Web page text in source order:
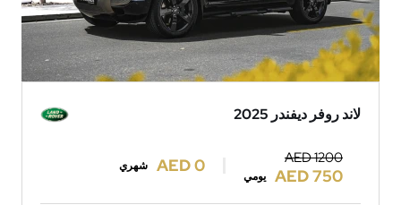
لاند روفر ديفندر 2025
AED 1200
AED 750 يومي
AED 0 شهري